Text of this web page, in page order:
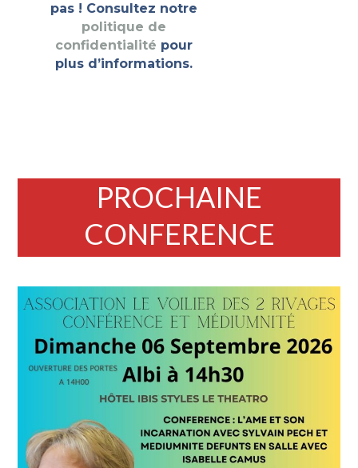
pas ! Consultez notre
politique de
confidentialité pour
plus d’informations.
PROCHAINE
CONFERENCE